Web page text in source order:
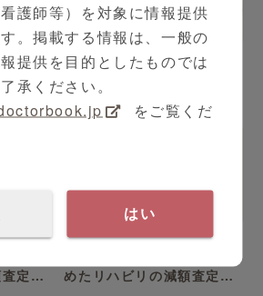
2:31
が足
い公
ラピス
ケー
2:03
病院向け
[case:09 #3]リハビリが足
らないが人は増やせない公
立病院「30年後の心配をす
え始
定、
病院向け
めたリハビリの減額査定、
護師等）を対象に情報提供
。掲載する情報は、一般の
提供を目的としたものでは
承ください。
をご覧くだ
はい